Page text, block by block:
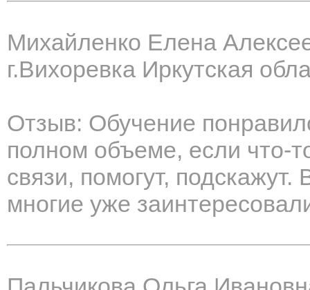
Михайленко Елена
г.Вихоревка Иркутская
Отзыв: Обучение
полном объеме, если что-
связи, помогут,
многие уже